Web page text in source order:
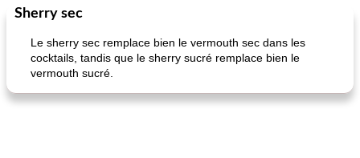
Marques de confiance: recettes et
Sherry sec
Le sherry sec remplace bien le vermouth sec dans les
cocktails, tandis que le sherry sucré remplace bien le
vermouth sucré.